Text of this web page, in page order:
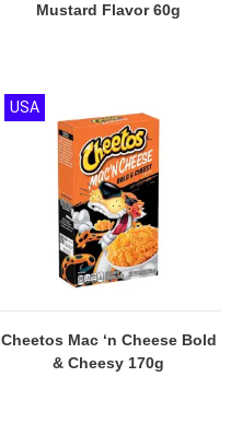
Mustard Flavor 60g
Cheetos Mac ‘n Cheese Bold
& Cheesy 170g
USA